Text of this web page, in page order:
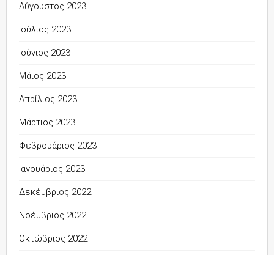
Αύγουστος 2023
Ιούλιος 2023
Ιούνιος 2023
Μάιος 2023
Απρίλιος 2023
Μάρτιος 2023
Φεβρουάριος 2023
Ιανουάριος 2023
Δεκέμβριος 2022
Νοέμβριος 2022
Οκτώβριος 2022